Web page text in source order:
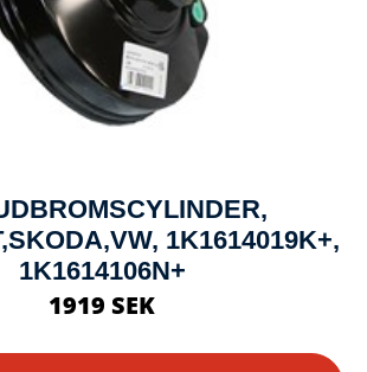
1K1614019K+,
1K1614106N+
1919 SEK